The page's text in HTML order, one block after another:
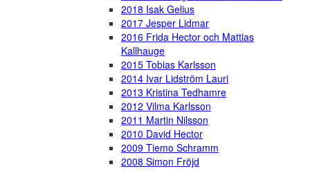
2018 Isak Gelius
2017 Jesper Lidmar
2016 Frida Hector och Mattias
Kallhauge
2015 Tobias Karlsson
2014 Ivar Lidström Lauri
2013 Kristina Tedhamre
2012 Vilma Karlsson
2011 Martin Nilsson
2010 David Hector
2009 Tiemo Schramm
2008 Simon Fröjd